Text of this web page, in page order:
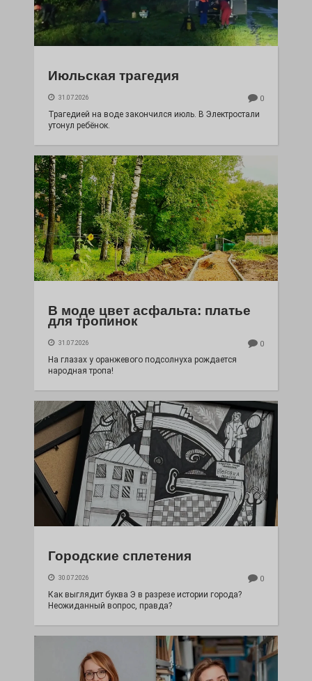
Июльская трагедия
31.07.2026 0
Трагедией на воде закончился июль. В Электростали
утонул ребёнок.
В моде цвет асфальта: платье
для тропинок
31.07.2026 0
На глазах у оранжевого подсолнуха рождается
народная тропа!
Городские сплетения
30.07.2026 0
Как выглядит буква Э в разрезе истории города?
Неожиданный вопрос, правда?